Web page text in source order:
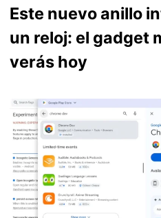
Este nuevo anillo
un reloj: el gadget
verás hoy